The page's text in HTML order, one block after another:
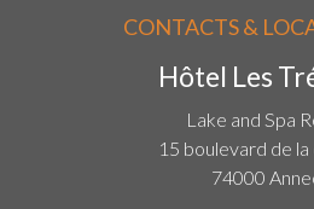
CONTACTS &
Hôtel Les
Lake and Spa
15 boulevard de
74000